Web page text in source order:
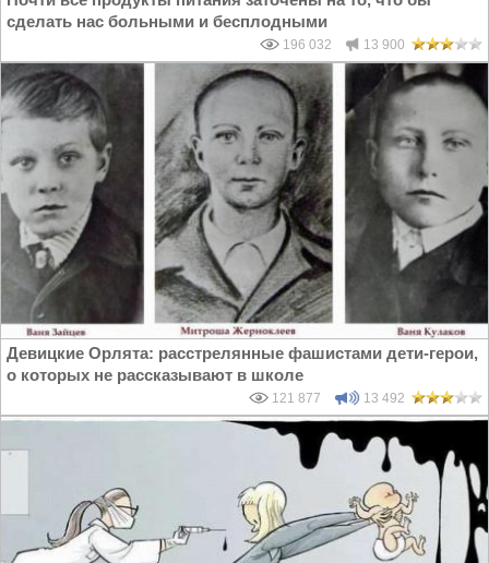
сделать нас больными и бесплодными
196 032 13 900
Девицкие Орлята: расстрелянные фашистами дети-герои,
о которых не рассказывают в школе
121 877 13 492